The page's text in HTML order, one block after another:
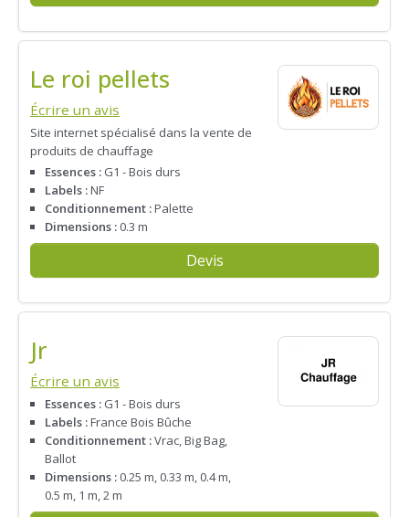
Le roi pellets
Écrire un avis
Site internet spécialisé dans la vente de
produits de chauffage
Essences : G1 - Bois durs
Labels :NF
Conditionnement :Palette
Dimensions : 0.3 m
Devis
Jr
Écrire un avis
Essences : G1 - Bois durs
Labels :France Bois Bûche
Conditionnement :Vrac, Big Bag,
Ballot
Dimensions : 0.25 m, 0.33 m, 0.4 m,
0.5 m, 1 m, 2 m